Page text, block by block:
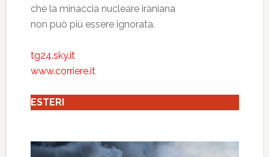
che la minaccia nucleare iraniana
non può più essere ignorata.
tg24.sky.it
www.corriere.it
ESTERI